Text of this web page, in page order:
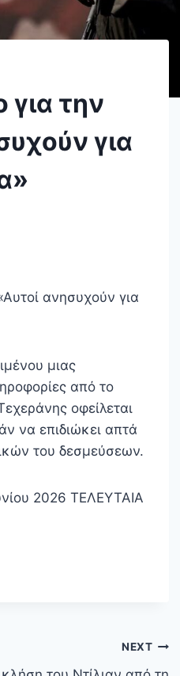
για την
για
ανησυχούν για
μιας
από το
οφείλεται
να επιδιώκει απτά
του δεσμεύσεων.
2026 ΤΕΛΕΥΤΑΙΑ
NEXT